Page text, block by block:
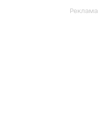
Реклама